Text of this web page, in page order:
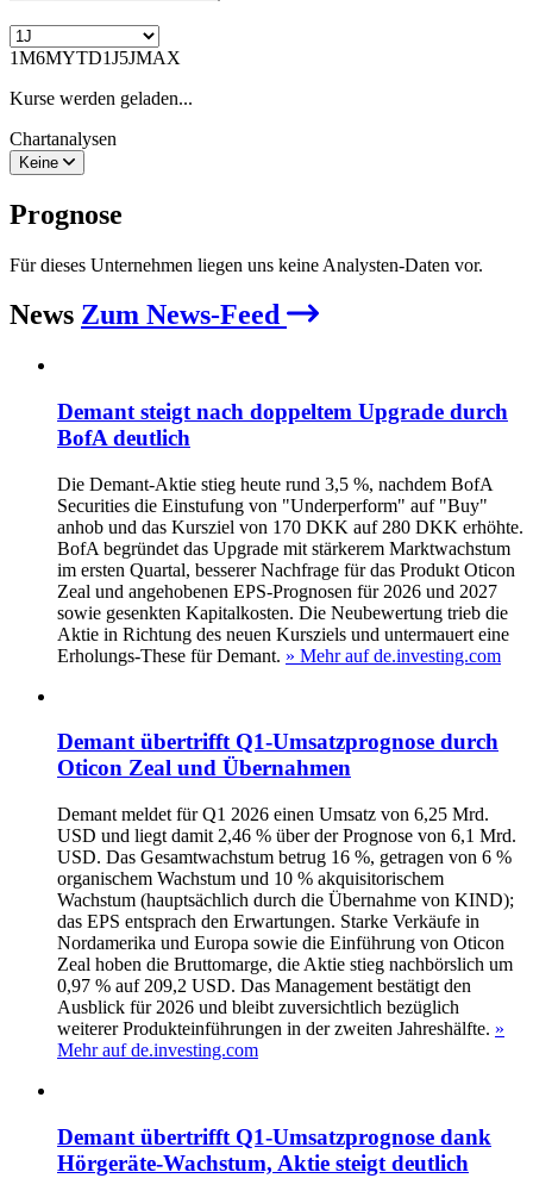
1M6MYTD1J5JMAX
Kurse werden geladen...
Chartanalysen
Keine
Prognose
Für dieses Unternehmen liegen uns keine Analysten-Daten vor.
News Zum News-Feed
Demant steigt nach doppeltem Upgrade durch
BofA deutlich
Die Demant-Aktie stieg heute rund 3,5 %, nachdem BofA
Securities die Einstufung von "Underperform" auf "Buy"
anhob und das Kursziel von 170 DKK auf 280 DKK erhöhte.
BofA begründet das Upgrade mit stärkerem Markt­wachstum
im ersten Quartal, besserer Nachfrage für das Produkt Oticon
Zeal und angehobenen EPS-Prognosen für 2026 und 2027
sowie gesenkten Kapitalkosten. Die Neubewertung trieb die
Aktie in Richtung des neuen Kursziels und untermauert eine
Erholungs‑These für Demant. » Mehr auf de.investing.com
Demant übertrifft Q1‑Umsatzprognose durch
Oticon Zeal und Übernahmen
Demant meldet für Q1 2026 einen Umsatz von 6,25 Mrd.
USD und liegt damit 2,46 % über der Prognose von 6,1 Mrd.
USD. Das Gesamtwachstum betrug 16 %, getragen von 6 %
organischem Wachstum und 10 % akquisitorischem
Wachstum (hauptsächlich durch die Übernahme von KIND);
das EPS entsprach den Erwartungen. Starke Verkäufe in
Nordamerika und Europa sowie die Einführung von Oticon
Zeal hoben die Bruttomarge, die Aktie stieg nachbörslich um
0,97 % auf 209,2 USD. Das Management bestätigt den
Ausblick für 2026 und bleibt zuversichtlich bezüglich
weiterer Produkteinführungen in der zweiten Jahreshälfte. »
Mehr auf de.investing.com
Demant übertrifft Q1‑Umsatzprognose dank
Hörgeräte‑Wachstum, Aktie steigt deutlich